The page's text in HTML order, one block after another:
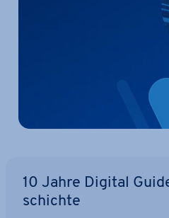
10 Jahre Digital
schich­te